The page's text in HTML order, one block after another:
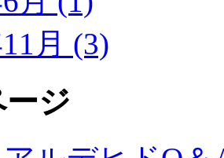
月 (3)
ジ